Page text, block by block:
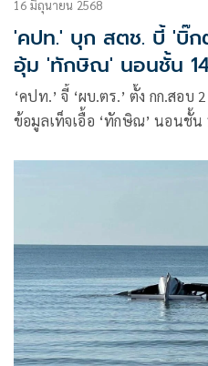
16 มิถุนายน 2568
'คปท.' บุก สตช. บี้ 'บิ๊
อุ้ม 'ทักษิณ' นอนชั้น
‘คปท.’ จี้ ‘ผบ.ตร.’ ตั้ง กก.สอ
ข้อมูลเท็จเอื้อ ‘ทักษิณ’ นอนชั้น